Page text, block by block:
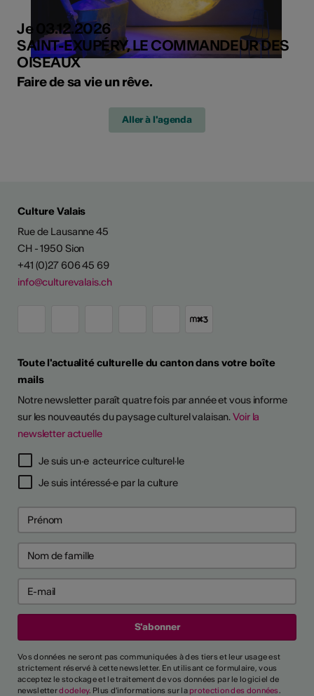
Je 03.12.2026
SAINT-EXUPÉRY, LE COMMANDEUR DES
OISEAUX
Faire de sa vie un rêve.
Aller à l'agenda
Culture Valais
Rue de Lausanne 45
CH - 1950 Sion
+41 (0)27 606 45 69
info@culturevalais.ch
Toute l'actualité culturelle du canton dans votre boîte
mails
Notre newsletter paraît quatre fois par année et vous informe
sur les nouveautés du paysage culturel valaisan.Voir la
newsletter actuelle
Je suis un·e acteur·rice culturel·le
Je suis intéressé·e par la culture
Vos données ne seront pas communiquées à des tiers et leur usage est
strictement réservé à cette newsletter. En utilisant ce formulaire, vous
acceptez le stockage et le traitement de vos données par le logiciel de
newsletterdodeley. Plus d'informations sur la protection des données.